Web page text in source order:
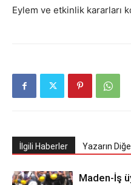
Eylem ve etkinlik kararları
İlgili Haberler Yazarın
Maden-İş